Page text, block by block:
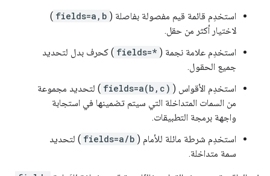
استخدِم قائمة قيم مفصولة بفاصلة ( fields=a,b
)
لاختيار أكثر من حقل.
استخدِم علامة نجمة ( fields=* ) كحرف بدل لتحديد
جميع الحقول.
استخدِم الأقواس ( fields=a(b,c) ) لتحديد مجموعة
من السمات المتداخلة التي سيتم تضمينها في استجابة
واجهة برمجة التطبيقات.
استخدِم شرطة مائلة للأمام ( fields=a/b ) لتحديد
سمة متداخلة.